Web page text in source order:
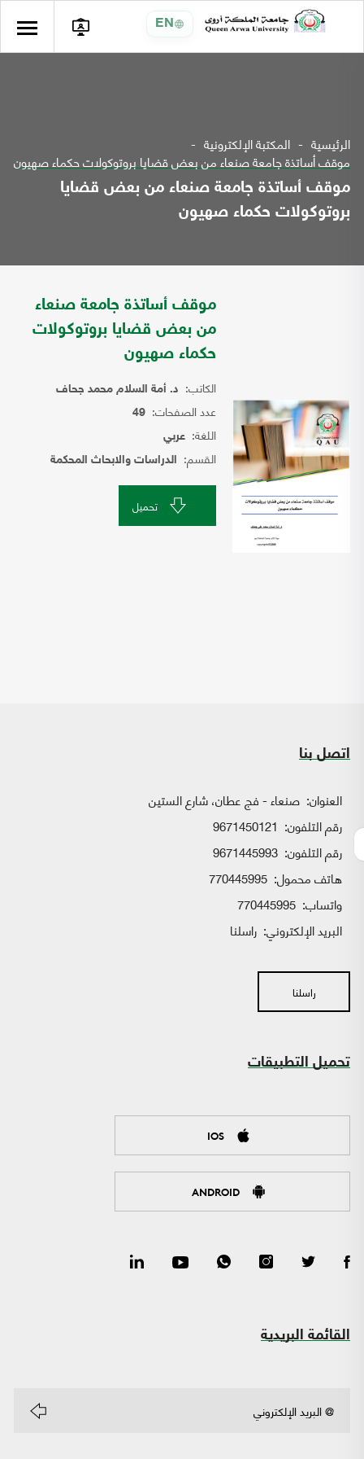
EN
الرئيسية المكتبة الإلكترونية
موقف أساتذة جامعة صنعاء من بعض قضايا بروتوكولات حكماء صهيون
موقف أساتذة جامعة صنعاء من بعض قضايا
بروتوكولات حكماء صهيون
موقف أساتذة جامعة صنعاء
من بعض قضايا بروتوكولات
حكماء صهيون
الكاتب: د. أمة السلام محمد جحاف
عدد الصفحات: 49
اللغة: عربي
القسم: الدراسات والابحاث المحكمة
تحميل
اتصل بنا
العنوان: صنعاء - فج عطان، شارع الستين
رقم التلفون: 9671450121
رقم التلفون: 9671445993
هاتف محمول: 770445995
واتساب:
البريد الإلكتروني: راسلنا
راسلنا
تحميل التطبيقات
IOS
ANDROID
القائمة البريدية